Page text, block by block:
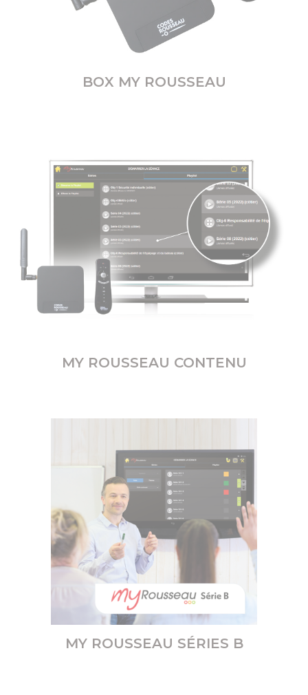
BOX MY ROUSSEAU
MY ROUSSEAU CONTENU
MY ROUSSEAU SÉRIES B